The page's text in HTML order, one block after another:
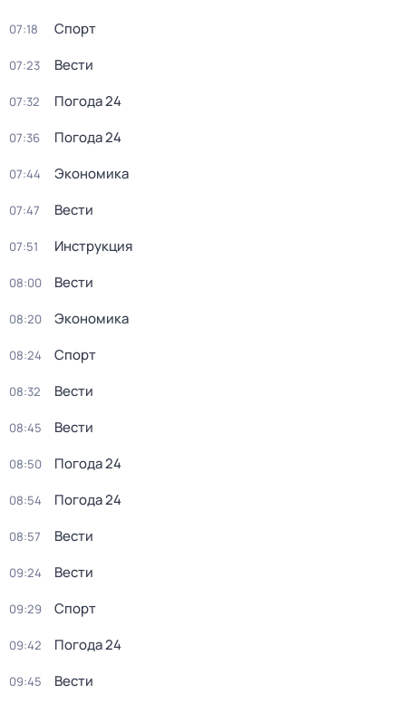
07:18 Спорт
07:23 Вести
07:32 Погода 24
07:36 Погода 24
07:44 Экономика
07:47 Вести
07:51 Инструкция
08:00 Вести
08:20 Экономика
08:24 Спорт
08:32 Вести
08:45 Вести
08:50 Погода 24
08:54 Погода 24
08:57 Вести
09:24 Вести
09:29 Спорт
09:42 Погода 24
09:45 Вести